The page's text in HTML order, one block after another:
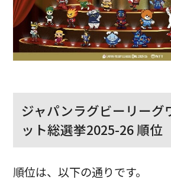
ジャパンラグビーリーグ
ット総選挙2025-26 順位
順位は、以下の通りです。